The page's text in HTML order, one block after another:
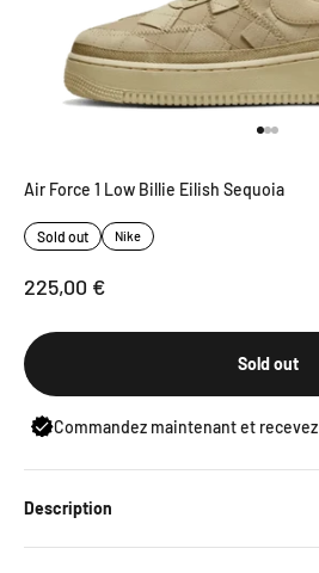
Air Force 1 Low Billie Eilish Sequoia
Sold out Nike
Sale price
225,00 €
Sold out
Commandez maintenant et recevez
Description